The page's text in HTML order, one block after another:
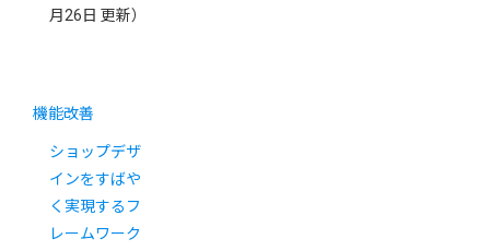
月26日 更新）
機能改善
ショップデザ
インをすばや
く実現するフ
レームワーク